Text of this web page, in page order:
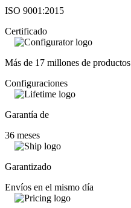
ISO 9001:2015
Certificado
Más de 17 millones de productos
Configuraciones
Garantía de
36 meses
Garantizado
Envíos en el mismo día